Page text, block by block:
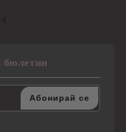
бюлетин